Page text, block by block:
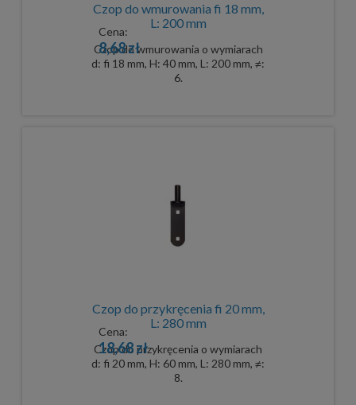
Czop do wmurowania fi 18 mm,
L: 200 mm
Czop do wmurowania o wymiarach
d: fi 18 mm, H: 40 mm, L: 200 mm, ≠:
6.
Cena:
8,68 zł
Czop do przykręcenia fi 20 mm,
L: 280 mm
Czop do przykręcenia o wymiarach
d: fi 20 mm, H: 60 mm, L: 280 mm, ≠:
8.
Cena:
18,68 zł